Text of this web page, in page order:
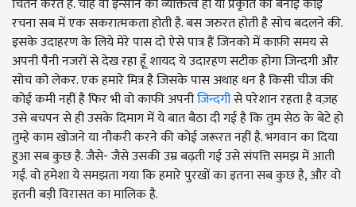
चिंतन करते है. चाहे वो इन्सान का व्यक्तित्व हो या प्रकृति की बनाई कोई
रचना सब में एक सकरात्मकता होती है. बस जरुरत होती है सोच बदलने की.
इसके उदाहरण के लिये मेरे पास दो ऐसे पात्र हैं जिनको में काफ़ी समय से
अपनी पैनी नजरों से देख रहा हूँ शायद ये उदारहण सटीक होगा जिन्दगी और
सोच को लेकर. एक हमारे मित्र है जिसके पास अथाह धन है किसी चीज की
कोई कमी नहीं है फिर भी वो काफी अपनीजिन्दगीसे परेशान रहता है वज़ह
उसे बचपन से ही उसके दिमाग में ये बात बैठा दी गई है कि तुम सेठ के बेटे हो
तुम्हे काम खोजने या नौकरी करने की कोई जरूरत नहीं है. भगवान का दिया
हुआ सब कुछ है. जैसे- जैसे उसकी उम्र बढ़ती गई उसे संपत्ति समझ में आती
गईं. वो हमेशा ये समझता गया कि हमारे पुरखों का इतना सब कुछ है, और वो
इतनी बड़ी विरासत का मालिक है.